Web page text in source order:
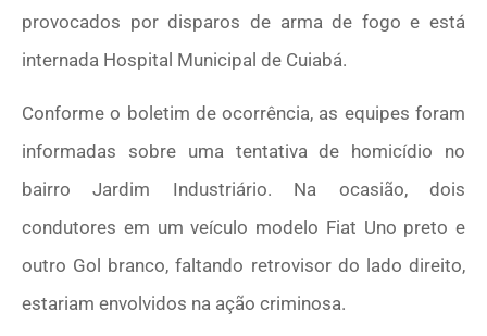
provocados por disparos de arma de fogo e está
internada Hospital Municipal de Cuiabá.
Conforme o boletim de ocorrência, as equipes foram
informadas sobre uma tentativa de homicídio no
bairro Jardim Industriário. Na ocasião, dois
condutores em um veículo modelo Fiat Uno preto e
outro Gol branco, faltando retrovisor do lado direito,
estariam envolvidos na ação criminosa.